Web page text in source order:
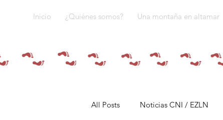
Inicio ¿Quiénes somos? Una montaña en altamar
All Posts Noticias CNI / EZLN